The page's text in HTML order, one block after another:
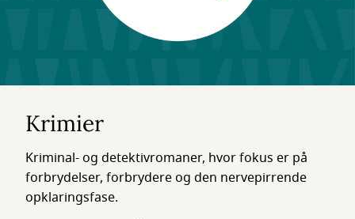
Krimier
Kriminal- og detektivromaner, hvor fokus er på
forbrydelser, forbrydere og den nervepirrende
opklaringsfase.